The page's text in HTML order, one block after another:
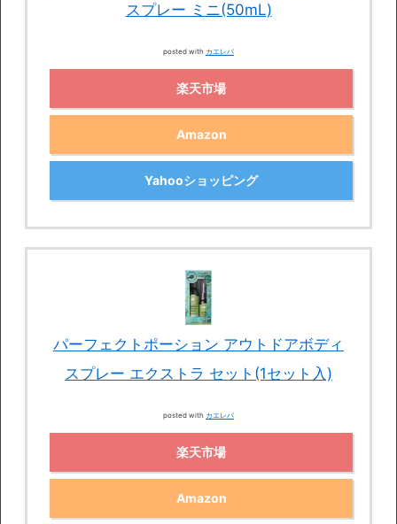
スプレー ミニ(50mL)
posted with カエレバ
楽天市場
Amazon
Yahooショッピング
パーフェクトポーション アウトドアボディ
スプレー エクストラ セット(1セット入)
posted with カエレバ
楽天市場
Amazon